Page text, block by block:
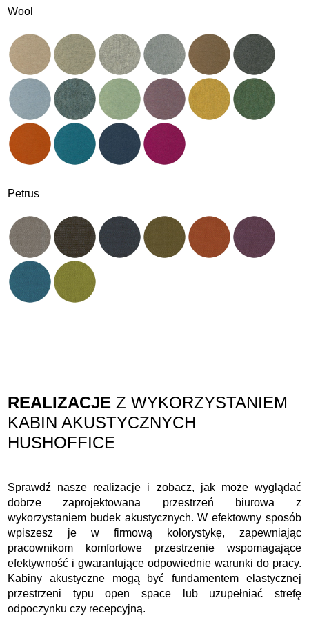
Wool
Petrus
REALIZACJE Z WYKORZYSTANIEM
KABIN AKUSTYCZNYCH
HUSHOFFICE
Sprawdź nasze realizacje i zobacz, jak może wyglądać
dobrze zaprojektowana przestrzeń biurowa z
wykorzystaniem budek akustycznych. W efektowny sposób
wpiszesz je w firmową kolorystykę, zapewniając
pracownikom komfortowe przestrzenie wspomagające
efektywność i gwarantujące odpowiednie warunki do pracy.
Kabiny akustyczne mogą być fundamentem elastycznej
przestrzeni typu open space lub uzupełniać strefę
odpoczynku czy recepcyjną.